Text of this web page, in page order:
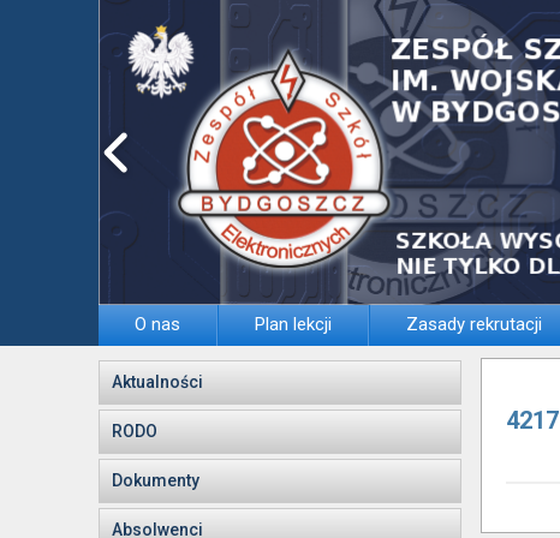
O nas Plan lekcji Zasady rekrutacji
Aktualności
RODO
Dokumenty
Absolwenci
4217